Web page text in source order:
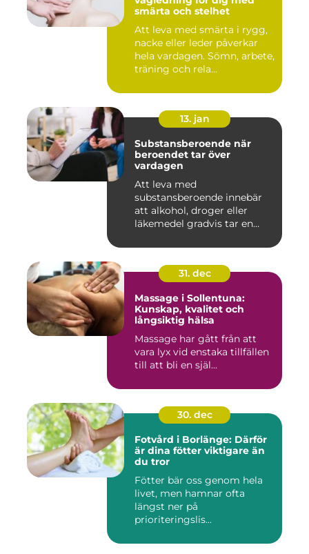
smärta och stelhet
Att leva med smärta i rygg,
nacke eller leder påverkar
hela vardagen. Sömn, arbete,
träning och rela...
13. jan
Substansberoende när
beroendet tar över
vardagen
Att leva med
substansberoende innebär
att alkohol, droger eller
läkemedel gradvis tar en
31. dec
Massage i Sollentuna:
Kunskap, kvalitet och
långsiktig hälsa
Massage har gått från att
vara lyx vid enstaka tillfällen
till att bli en själ...
30. dec
Fotvård i Borlänge: Därför
är dina fötter viktigare än
du tror
Fötter bär oss genom hela
livet, men hamnar ofta
längst ner på
prioriteringslis...